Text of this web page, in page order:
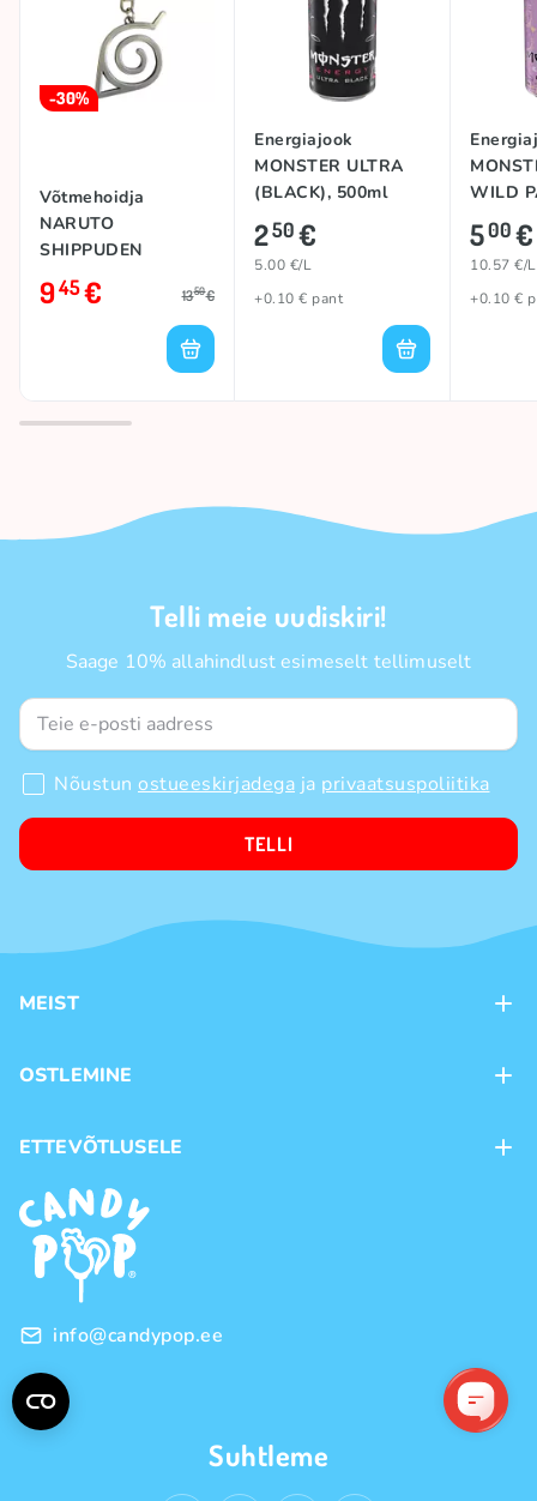
-30%
Võtmehoidja
NARUTO
SHIPPUDEN
KONOHA
945€ 1350€
Energiajook
MONSTER ULTRA
(BLACK), 500ml
250€
5.00 €/L
+0.10 € pant
WILD
473ml
500€
10.57 €/L
+0.10 €
Telli meie uudiskiri!
Saage 10% allahindlust esimeselt tellimuselt
Nõustun ostueeskirjadega ja privaatsuspoliitika
TELLI
MEIST
Kauplused
OSTLEMINE
Ostutingimused
Privaatsuspoliitika
ETTEVÕTLUSELE
Frantsiis
Hulgimüük
info@candypop.ee
Suhtleme